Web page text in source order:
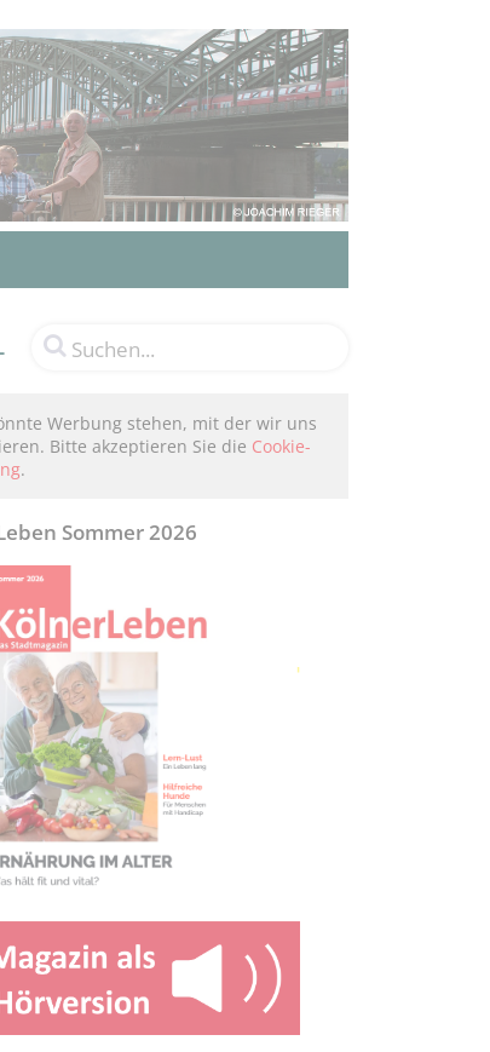
Werbung stehen, mit der wir uns
Bitte akzeptieren Sie die Cookie-
.
Sommer 2026